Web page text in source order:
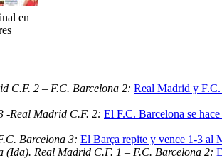
en
C.F. 2 – F.C. Barcelona 2: Real Madrid y F.C.
-Real Madrid C.F. 2: El F.C. Barcelona se
Barcelona 3: El Barça repite y vence 1-3 al
(Ida). Real Madrid C.F. 1 – F.C. Barcelona 2: